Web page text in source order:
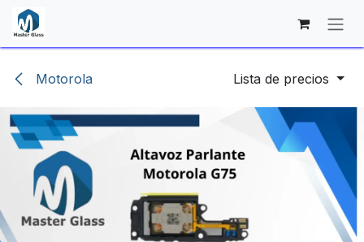
Ir al contenido
Motorola Lista de precios